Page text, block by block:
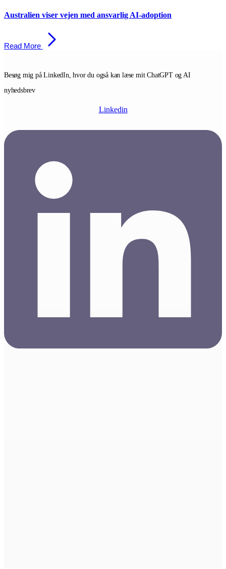
Australien viser vejen med ansvarlig AI-adoption
Read More
Besøg mig på LinkedIn, hvor du også kan læse mit ChatGPT og AI
nyhedsbrev
Linkedin